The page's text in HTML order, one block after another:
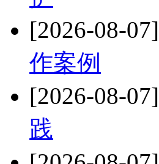
[2026-08-07]
作案例
[2026-08-07]
践